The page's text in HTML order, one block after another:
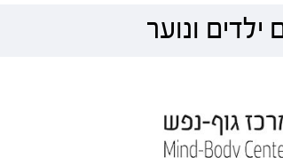
ונוער